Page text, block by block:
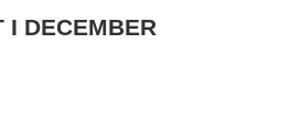
I DECEMBER